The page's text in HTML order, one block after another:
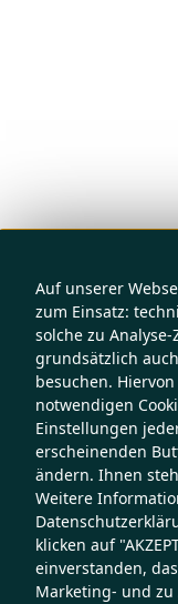
Auf unserer
zum Einsatz:
solche zu
grundsätzlich
besuchen.
notwendigen
Einstellungen
erscheinenden
ändern. Ihnen
Weitere
klicken auf
einverstanden,
Marketing- und zu